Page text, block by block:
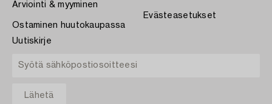
Arviointi & myyminen
Ostaminen huutokaupassa
Evästeasetukset
Uutiskirje